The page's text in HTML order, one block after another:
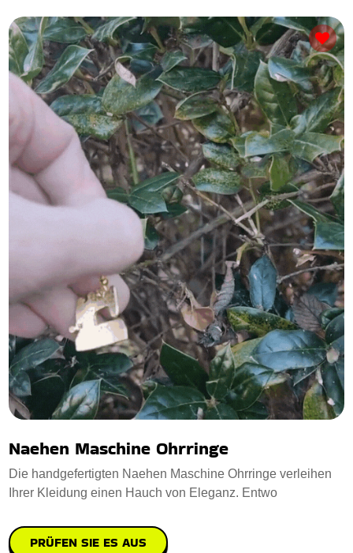
Naehen Maschine Ohrringe
Die handgefertigten Naehen Maschine Ohrringe verleihen
Ihrer Kleidung einen Hauch von Eleganz. Entwo
PRÜFEN SIE ES AUS